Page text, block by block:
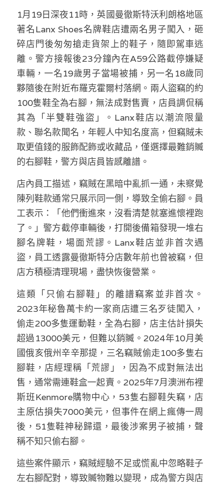
林伯強專欄
馮煒光專欄
趙處機專欄
KOL 精選
大衛sir專欄
曾子晴 - 晴深直說
龔靜儀大律師專欄
陳貴春大律師專欄
陳子遷律師專欄
羅浚軒專欄
溫志倫專欄
汪明欣專欄
張美雄專欄
莊豪鋒專欄
香港科技專上書院｜專欄
條款及細則
關於我們
1月19日深夜11時，英國曼徹斯特沃利朗格地區
著名Lanx Shoes名牌鞋店遭兩名男子闖入，砸
碎店門後匆匆搶走貨架上的鞋子，隨即駕車逃
離。警方接報後23分鐘內在A59公路截停嫌疑
車輛，一名19歲男子當場被捕，另一名18歲同
夥隨後在附近布羅克霍爾村落網。兩人盜竊的約
100隻鞋全為右腳，無法成對售賣，店員調侃稱
其為「半雙鞋強盜」。Lanx鞋店以潮流限量
款、聯名款聞名，年輕人中知名度高，但竊賊未
取更值錢的服飾配飾或收藏品，僅選擇最難銷贓
的右腳鞋，警方與店員皆感離譜。
店內員工描述，竊賊在黑暗中亂抓一通，未察覺
陳列鞋款通常只展示同一側，導致全偷右腳。員
工表示：「他們衝進來，沒看清楚就塞進懷裡跑
了。」警方截停車輛後，打開後備箱發現一堆右
腳名牌鞋，場面荒謬。Lanx鞋店並非首次遇
盜，員工透露曼徹斯特分店數年前也曾被竊，但
店方積極清理現場，盡快恢復營業。
這類「只偷右腳鞋」的離譜竊案並非首次。
2023年秘魯萬卡約一家商店遭三名歹徒闖入，
偷走200多隻運動鞋，全為右腳，店主估計損失
超過13000美元，但難以銷贓。2024年10月美
國俄亥俄州辛辛那提，三名竊賊偷走100多隻右
腳鞋，店經理稱「荒謬」，因為不成對無法出
售，通常需連鞋盒一起賣。2025年7月澳洲布裡
斯班Kenmore購物中心，53隻右腳鞋失竊，店
主原估損失7000美元，但事件在網上瘋傳一周
後，51隻鞋神秘歸還，最後涉案男子被捕，聲
稱不知只偷右腳。
這些案件顯示，竊賊經驗不足或慌亂中忽略鞋子
左右腳配對，導致贓物難以變現，成為警方與店